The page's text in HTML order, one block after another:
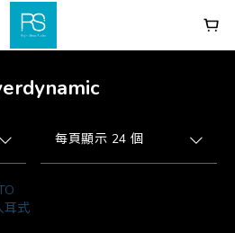
每頁顯示 24 個